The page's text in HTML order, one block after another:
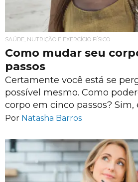
SAÚDE, NUTRIÇÃO E EXERCÍCIO FÍSICO
Como mudar seu
passos
Certamente você está se
possível mesmo. Como
corpo em cinco passos? Sim,
Por Natasha Barros